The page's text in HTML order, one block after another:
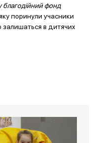
благодійний фонд
поринули учасники
залишаться в дитячих